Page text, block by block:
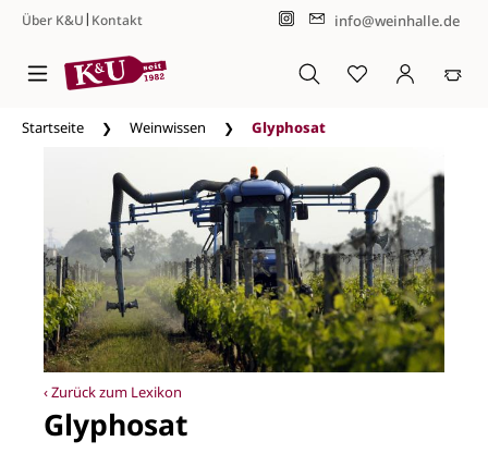
Zum Hauptinhalt springen
Über K&U| Kontakt info@weinhalle.de
Startseite Weinwissen Glyphosat
‹ Zurück zum Lexikon
Glyphosat